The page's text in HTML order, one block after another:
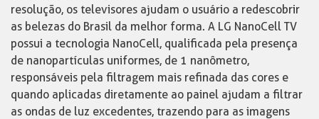
resolução, os televisores ajudam o usuário a redescobrir
as belezas do Brasil da melhor forma. A LG NanoCell TV
possui a tecnologia NanoCell, qualificada pela presença
de nanopartículas uniformes, de 1 nanômetro,
responsáveis pela filtragem mais refinada das cores e
quando aplicadas diretamente ao painel ajudam a filtrar
as ondas de luz excedentes, trazendo para as imagens